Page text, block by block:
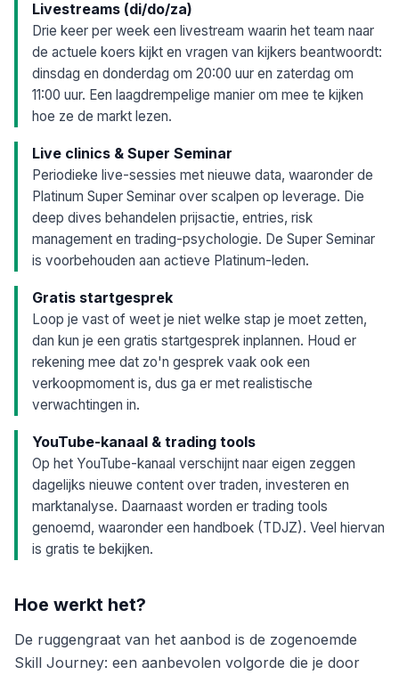
Livestreams (di/do/za)
Drie keer per week een livestream waarin het team naar
de actuele koers kijkt en vragen van kijkers beantwoordt:
dinsdag en donderdag om 20:00 uur en zaterdag om
11:00 uur. Een laagdrempelige manier om mee te kijken
hoe ze de markt lezen.
Live clinics & Super Seminar
Periodieke live-sessies met nieuwe data, waaronder de
Platinum Super Seminar over scalpen op leverage. Die
deep dives behandelen prijsactie, entries, risk
management en trading-psychologie. De Super Seminar
is voorbehouden aan actieve Platinum-leden.
Gratis startgesprek
Loop je vast of weet je niet welke stap je moet zetten,
dan kun je een gratis startgesprek inplannen. Houd er
rekening mee dat zo'n gesprek vaak ook een
verkoopmoment is, dus ga er met realistische
verwachtingen in.
YouTube-kanaal & trading tools
Op het YouTube-kanaal verschijnt naar eigen zeggen
dagelijks nieuwe content over traden, investeren en
marktanalyse. Daarnaast worden er trading tools
genoemd, waaronder een handboek (TDJZ). Veel hiervan
is gratis te bekijken.
Hoe werkt het?
De ruggengraat van het aanbod is de zogenoemde
Skill Journey: een aanbevolen volgorde die je door